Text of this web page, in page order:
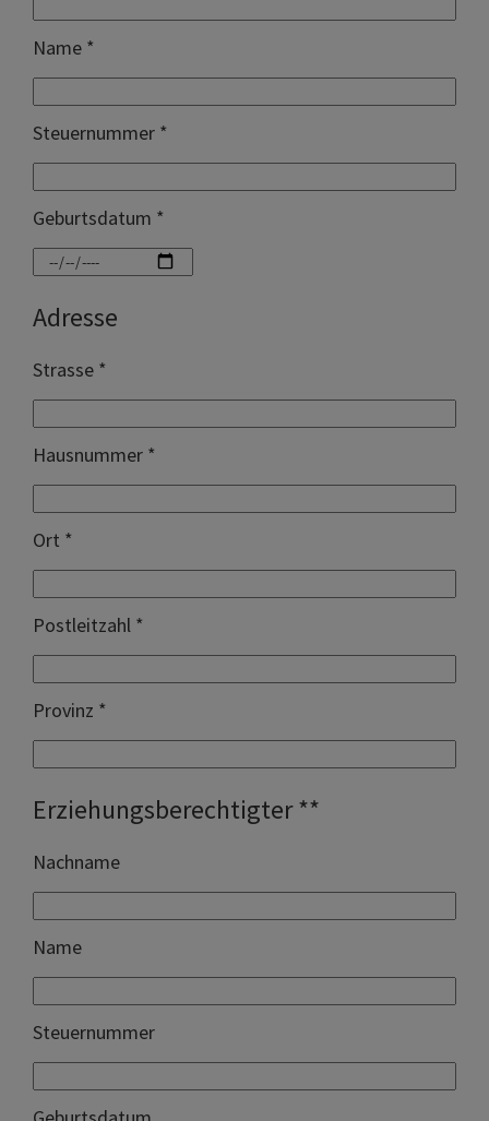
Name *
Steuernummer *
Geburtsdatum *
Adresse
Strasse *
Hausnummer *
Ort *
Postleitzahl *
Provinz *
Erziehungsberechtigter **
Nachname
Name
Steuernummer